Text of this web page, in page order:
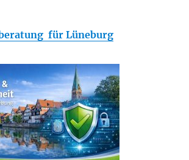
für Lüneburg